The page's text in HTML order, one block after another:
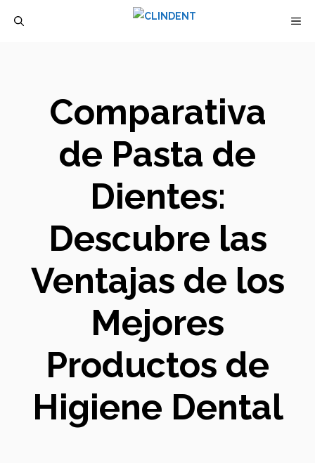
Comparativa
de Pasta de
Dientes:
Descubre las
Ventajas de los
Mejores
Productos de
Higiene Dental